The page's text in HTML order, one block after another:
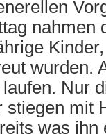
nahmen
wurden.
Nur
stiegen mit
was ihn